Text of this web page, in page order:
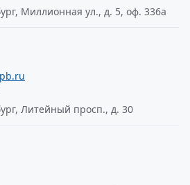
Миллионная ул., д. 5, оф. 336а
Литейный просп., д. 30